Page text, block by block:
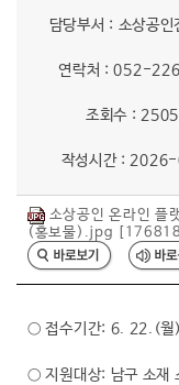
담당부서 : 소상공인
연락처 : 052-
조회수 : 2505
작성시간 :
소상공인 온라인 플
(홍보물).jpg
○ 접수기간: 6. 22.(월
○ 지원대상: 남구 소재